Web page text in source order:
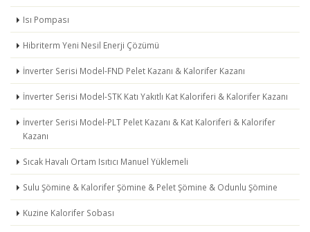
Isı Pompası
Hibriterm Yeni Nesil Enerji Çözümü
İnverter Serisi Model-FND Pelet Kazanı & Kalorifer Kazanı
İnverter Serisi Model-STK Katı Yakıtlı Kat Kaloriferi & Kalorifer Kazanı
İnverter Serisi Model-PLT Pelet Kazanı & Kat Kaloriferi & Kalorifer
Kazanı
Sıcak Havalı Ortam Isıtıcı Manuel Yüklemeli
Sulu Şömine & Kalorifer Şömine & Pelet Şömine & Odunlu Şömine
Kuzine Kalorifer Sobası